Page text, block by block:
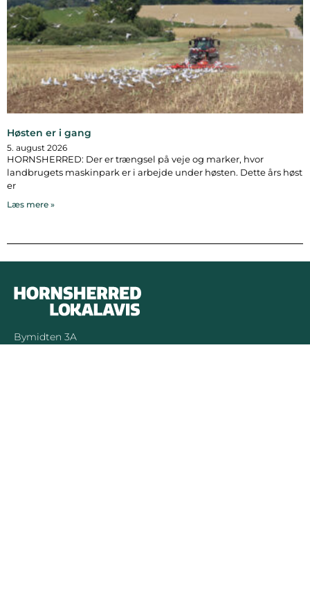
Høsten er i gang
5. august 2026
HORNSHERRED: Der er trængsel på veje og marker, hvor
landbrugets maskinpark er i arbejde under høsten. Dette års høst
er
Læs mere »
Bymidten 3A